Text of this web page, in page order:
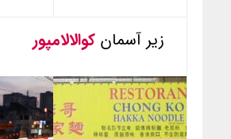
زیر آسمان کوالالامپور